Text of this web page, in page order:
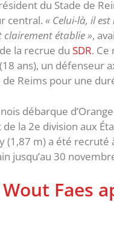
du Stade de
central. « Celui-là, il
clairement établie »,
la recrue du SDR. Ce
(18 ans), un défenseur
de Reims pour une
débarque
la 2e division aux
m) a été recruté
jusqu’au 30
Faes